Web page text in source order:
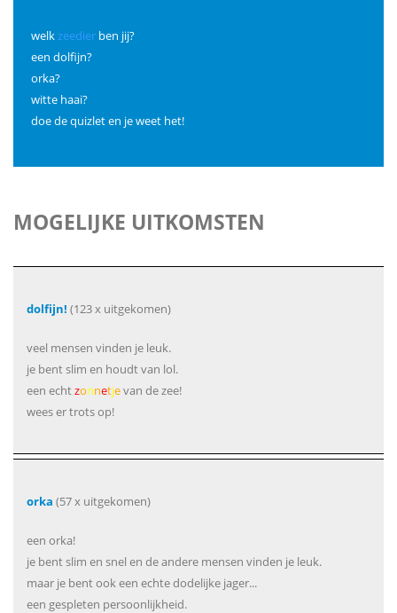
welk zeedier ben jij?
een dolfijn?
orka?
witte haai?
doe de quizlet en je weet het!
MOGELIJKE UITKOMSTEN
dolfijn! (123 x uitgekomen)
veel mensen vinden je leuk.
je bent slim en houdt van lol.
een echtzonnetjevan de zee!
wees er trots op!
orka (57 x uitgekomen)
een orka!
je bent slim en snel en de andere mensen vinden je leuk.
maar je bent ook een echte dodelijke jager...
een gespleten persoonlijkheid.